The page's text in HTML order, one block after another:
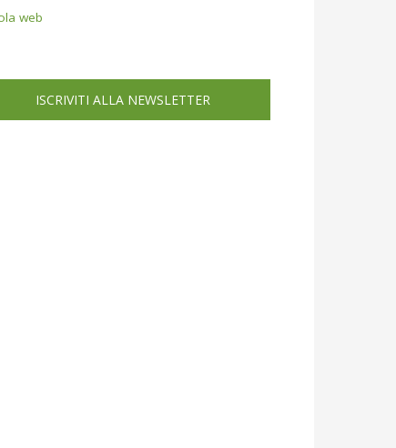
web
ISCRIVITI ALLA NEWSLETTER